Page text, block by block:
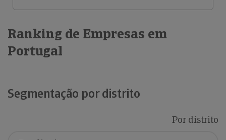
Ranking de Empresas em
Portugal
Segmentação por distrito
Por distrito